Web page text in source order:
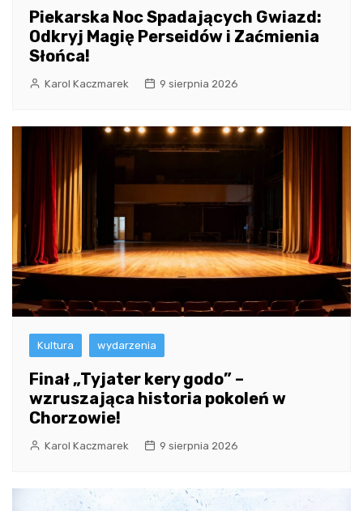
Piekarska Noc Spadających Gwiazd:
Odkryj Magię Perseidów i Zaćmienia
Słońca!
Karol Kaczmarek 9 sierpnia 2026
Kultura wydarzenia
Finał „Tyjater kery godo” –
wzruszająca historia pokoleń w
Chorzowie!
Karol Kaczmarek 9 sierpnia 2026